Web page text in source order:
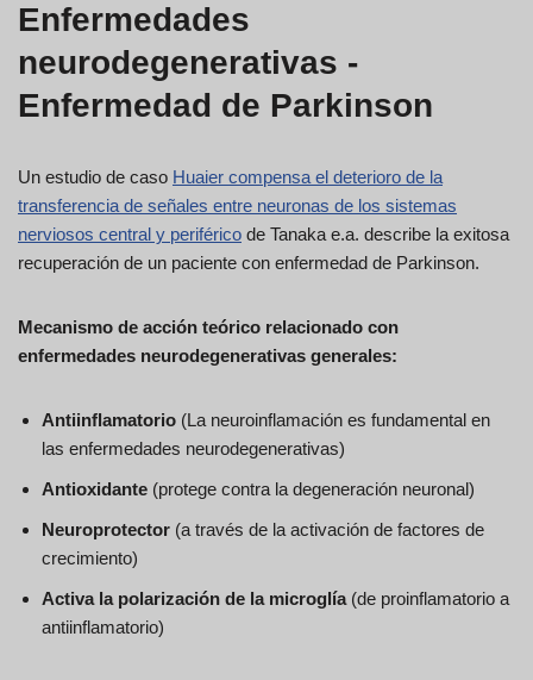
Enfermedades
neurodegenerativas -
Enfermedad de Parkinson
Un estudio de caso Huaier compensa el deterioro de la
transferencia de señales entre neuronas de los sistemas
nerviosos central y periférico de Tanaka e.a. describe la exitosa
recuperación de un paciente con enfermedad de Parkinson.
Mecanismo de acción teórico relacionado con
enfermedades neurodegenerativas generales:
Antiinflamatorio (La neuroinflamación es fundamental en
las enfermedades neurodegenerativas)
Antioxidante (protege contra la degeneración neuronal)
Neuroprotector (a través de la activación de factores de
crecimiento)
Activa la polarización de la microglía(de proinflamatorio a
antiinflamatorio)